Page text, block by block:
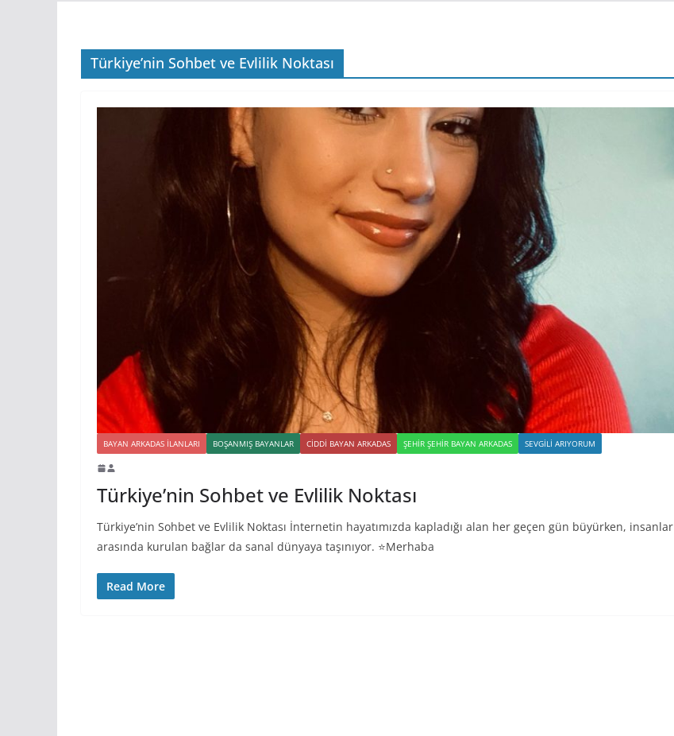
Türkiye’nin Sohbet ve Evlilik Noktası
BAYAN ARKADAS ILANLARI BOŞANMIŞ BAYANLAR CIDDI BAYAN ARKADAS ŞEHIR ŞEHIR BAYAN ARKADAS SEVGILI ARIYORUM
Türkiye’nin Sohbet ve Evlilik Noktası
Türkiye’nin Sohbet ve Evlilik Noktası İnternetin hayatımızda kapladığı alan her geçen gün büyürken, insanlar
arasında kurulan bağlar da sanal dünyaya taşınıyor. ⭐Merhaba
Read More